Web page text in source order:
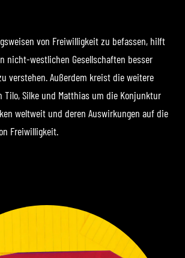
von Freiwilligkeit zu befassen, hilft
nicht-westlichen Gesellschaften besser
verstehen. Außerdem kreist die weitere
Tilo, Silke und Matthias um die Konjunktur
weltweit und deren Auswirkungen auf die
Freiwilligkeit.